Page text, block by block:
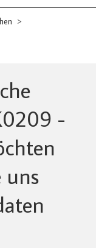
>
-
uns